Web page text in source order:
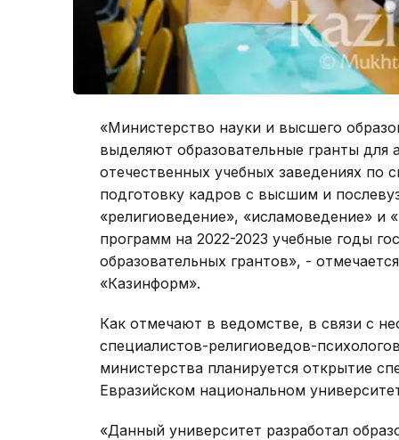
«Министерство науки и высшего
выделяют образовательные гранты
отечественных учебных заведениях по
подготовку кадров с высшим и
«религиоведение», «исламоведение» и
программ на 2022-2023 учебные годы
образовательных грантов», -
«Казинформ».
Как отмечают в ведомстве, в связи с
специалистов-религиоведов-
министерства планируется открытие
Евразийском национальном
«Данный университет разработал